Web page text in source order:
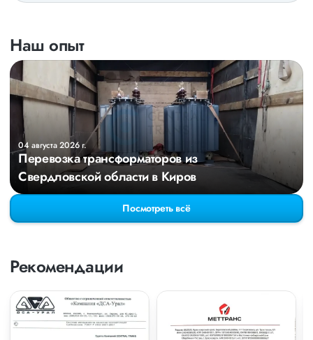
Наш опыт
04 августа 2026 г.
Перевозка трансформаторов из
Свердловской области в Киров
Посмотреть всё
Рекомендации